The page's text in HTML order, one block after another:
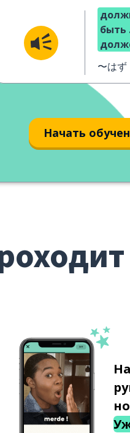
быть
быть ...
〜はず
Начать